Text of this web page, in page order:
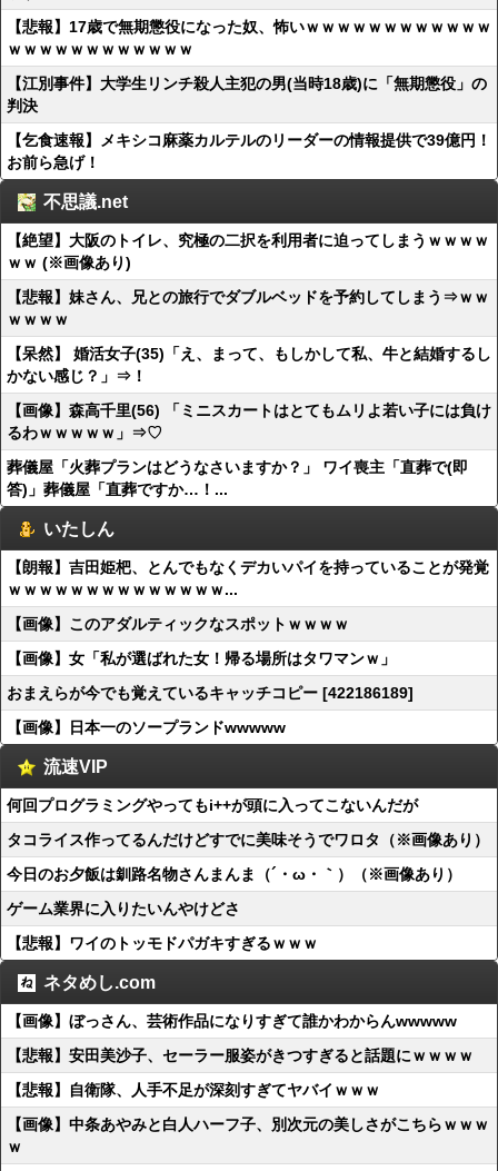
【悲報】17歳で無期懲役になった奴、怖いｗｗｗｗｗｗｗｗｗｗｗｗ
ｗｗｗｗｗｗｗｗｗｗｗｗ
【江別事件】大学生リンチ殺人主犯の男(当時18歳)に「無期懲役」の
判決
【乞食速報】メキシコ麻薬カルテルのリーダーの情報提供で39億円！
お前ら急げ！
不思議.net
【絶望】大阪のトイレ、究極の二択を利用者に迫ってしまうｗｗｗｗ
ｗｗ (※画像あり)
【悲報】妹さん、兄との旅行でダブルベッドを予約してしまう⇒ｗｗ
ｗｗｗｗ
【呆然】 婚活女子(35)「え、まって、もしかして私、牛と結婚するし
かない感じ？」⇒！
【画像】森高千里(56) 「ミニスカートはとてもムリよ若い子には負け
るわｗｗｗｗｗ」⇒♡
葬儀屋「火葬プランはどうなさいますか？」 ワイ喪主「直葬で(即
答)」葬儀屋「直葬ですか…！...
いたしん
【朗報】吉田姫杷、とんでもなくデカいパイを持っていることが発覚
ｗｗｗｗｗｗｗｗｗｗｗｗｗｗ...
【画像】このアダルティックなスポットｗｗｗｗ
【画像】女「私が選ばれた女！帰る場所はタワマンｗ」
おまえらが今でも覚えているキャッチコピー [422186189]
【画像】日本一のソープランドwwwww
流速VIP
何回プログラミングやってもi++が頭に入ってこないんだが
タコライス作ってるんだけどすでに美味そうでワロタ（※画像あり）
今日のお夕飯は釧路名物さんまんま（´・ω・｀）（※画像あり）
ゲーム業界に入りたいんやけどさ
【悲報】ワイのトッモドパガキすぎるｗｗｗ
ネタめし.com
【画像】ぼっさん、芸術作品になりすぎて誰かわからんwwwww
【悲報】安田美沙子、セーラー服姿がきつすぎると話題にｗｗｗｗ
【悲報】自衛隊、人手不足が深刻すぎてヤバイｗｗｗ
【画像】中条あやみと白人ハーフ子、別次元の美しさがこちらｗｗｗ
ｗ